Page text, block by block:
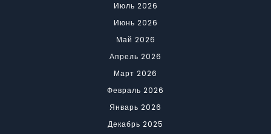
Июль 2026
Июнь 2026
Май 2026
Апрель 2026
Март 2026
Февраль 2026
Январь 2026
Декабрь 2025